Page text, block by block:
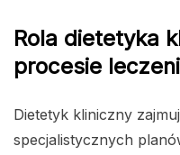
Rola dietetyka
procesie
Dietetyk kliniczny
specjalistycznych